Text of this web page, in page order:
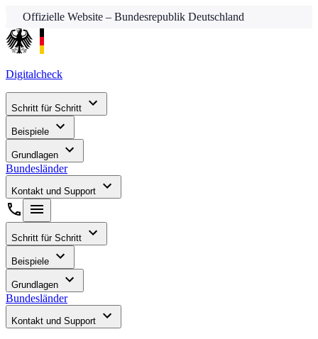
Offizielle Website – Bundesrepublik Deutschland
Digitalcheck
Schritt für Schritt
Beispiele
Grundlagen
Bundesländer
Kontakt und Support
Schritt für Schritt
Beispiele
Grundlagen
Bundesländer
Kontakt und Support